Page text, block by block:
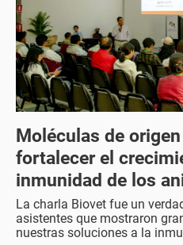
Moléculas de
fortalecer el
inmunidad de los
La charla Biovet fue un
asistentes que mostraron
nuestras soluciones a la